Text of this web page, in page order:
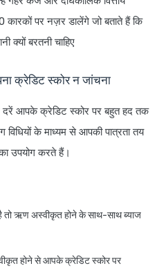
कारकों पर नज़र डालेंगे जो बताते हैं कि
क्यों बरतनी चाहिए
क्रेडिट स्कोर न जांचना
दरें आपके क्रेडिट स्कोर पर बहुत हद तक
विधियों के माध्यम से आपकी पात्रता तय
उपयोग करते हैं।
ऋण अस्वीकृत होने के साथ-साथ ब्याज
होने से आपके क्रेडिट स्कोर पर